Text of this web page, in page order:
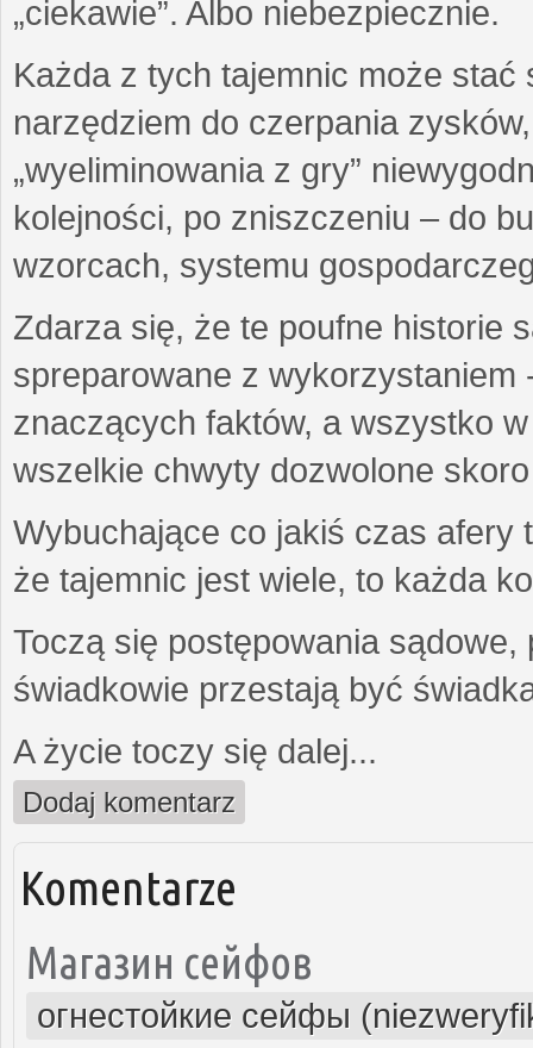
„ciekawie”. Albo niebezpiecznie.
Każda z tych tajemnic może
narzędziem do czerpania
„wyeliminowania z gry”
kolejności, po zniszczeniu – do
wzorcach, systemu
Zdarza się, że te poufne historie
spreparowane z wykorzystaniem
znaczących faktów, a wszystko
wszelkie chwyty dozwolone
Wybuchające co jakiś czas afery
że tajemnic jest wiele, to każda
Toczą się postępowania
świadkowie przestają być
A życie toczy się dalej...
Dodaj komentarz
Komentarze
Магазин сейфов
огнестойкие сейфы